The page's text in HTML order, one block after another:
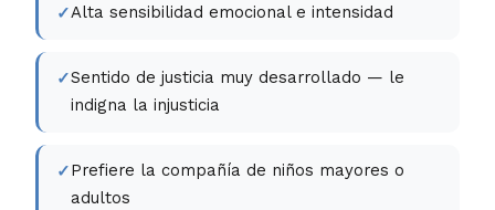
Alta sensibilidad emocional e intensidad
Sentido de justicia muy desarrollado — le
indigna la injusticia
Prefiere la compañía de niños mayores o
adultos